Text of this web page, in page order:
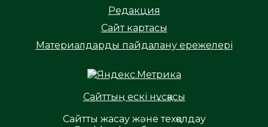
Редакция
Сайт картасы
Материалдарды пайдалану ережелері
Сайттың ескі нұсқасы
Сайтты жасау және техқолдау